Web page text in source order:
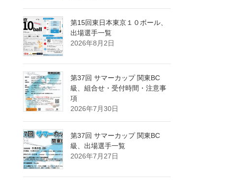
第15回東日本東京１０ボール、
出場選手一覧
2026年8月2日
第37回 サマーカップ 関東BC
級、組合せ・受付時間・注意事
項
2026年7月30日
第37回 サマーカップ 関東BC
級、出場選手一覧
2026年7月27日